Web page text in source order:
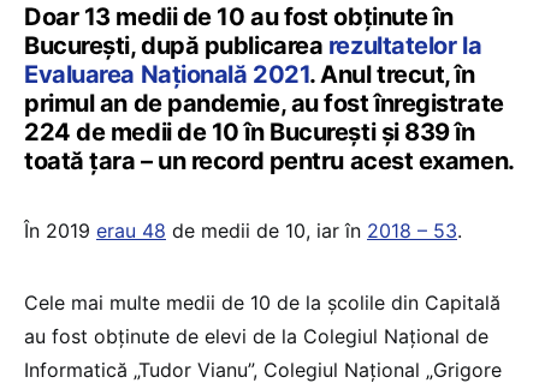
Doar 13 medii de 10 au fost obținute în
București, după publicarea rezultatelor la
Evaluarea Națională 2021. Anul trecut, în
primul an de pandemie, au fost înregistrate
224 de medii de 10 în București și 839 în
toată țara – un record pentru acest examen.
În 2019 erau 48 de medii de 10, iar în 2018 – 53.
Cele mai multe medii de 10 de la școlile din Capitală
au fost obținute de elevi de la Colegiul Naţional de
Informatică „Tudor Vianu”, Colegiul Naţional „Grigore